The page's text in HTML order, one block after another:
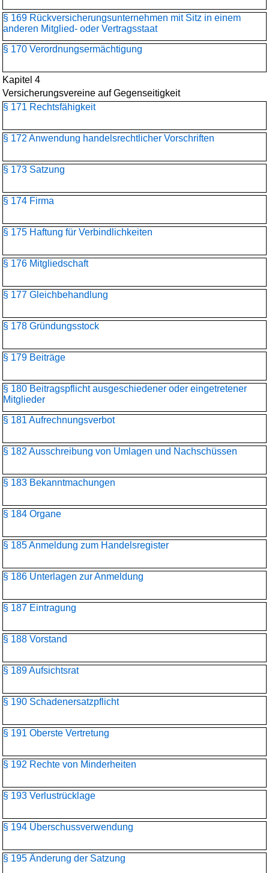
§ 169 Rückversicherungs­unternehmen mit Sitz in einem
anderen Mitglied- oder Vertragsstaat
§ 170 Verordnungsermächtigung
Kapitel 4
Versicherungsvereine auf Gegenseitigkeit
§ 171 Rechtsfähigkeit
§ 172 Anwendung handelsrechtlicher Vorschriften
§ 173 Satzung
§ 174 Firma
§ 175 Haftung für Verbindlichkeiten
§ 176 Mitgliedschaft
§ 177 Gleichbehandlung
§ 178 Gründungsstock
§ 179 Beiträge
§ 180 Beitragspflicht ausgeschiedener oder eingetretener
Mitglieder
§ 181 Aufrechnungsverbot
§ 182 Ausschreibung von Umlagen und Nachschüssen
§ 183 Bekanntmachungen
§ 184 Organe
§ 185 Anmeldung zum Handelsregister
§ 186 Unterlagen zur Anmeldung
§ 187 Eintragung
§ 188 Vorstand
§ 189 Aufsichtsrat
§ 190 Schadenersatzpflicht
§ 191 Oberste Vertretung
§ 192 Rechte von Minderheiten
§ 193 Verlustrücklage
§ 194 Überschussverwendung
§ 195 Änderung der Satzung